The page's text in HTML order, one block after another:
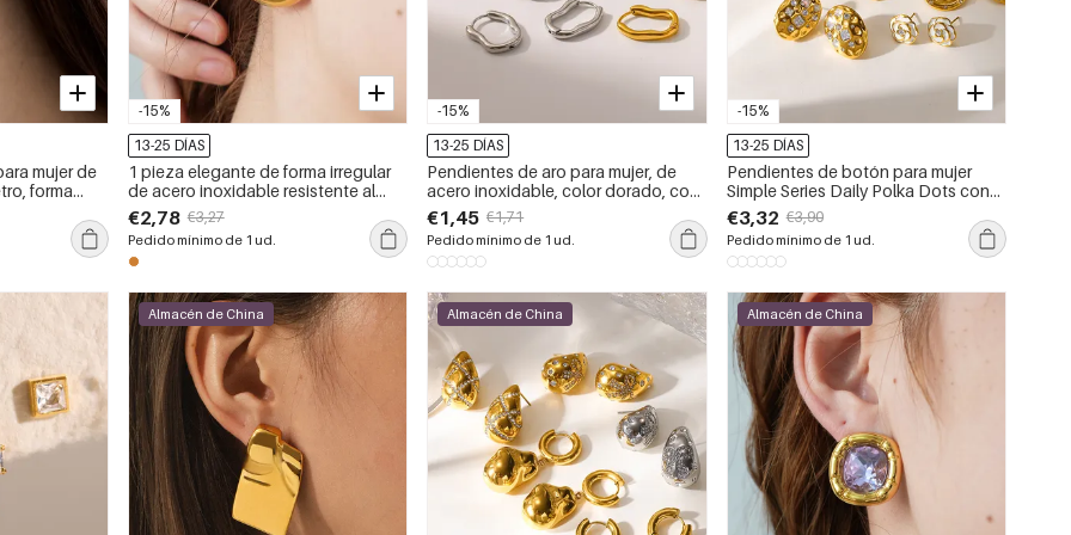
mujer de
forma
dorado.
-15%
13-25 DÍAS
1 pieza elegante de forma irregular
de acero inoxidable resistente al
agua, color dorado, pendientes para
mujer
€2,78 €3,27
Pedido mínimo de 1 ud.
-15%
13-25 DÍAS
Pendientes de aro para mujer, de
acero inoxidable, color dorado, con
forma irregular y diseño sencillo,
resistentes al agua.
€1,45 €1,71
Pedido mínimo de 1 ud.
-15%
13-25 DÍAS
Pendientes de botón para mujer
Simple Series Daily Polka Dots con
forma elíptica, de acero inoxidable,
resistentes al agua y de color
dorado con circonitas.
€3,32 €3,90
Pedido mínimo de 1 ud.
Almacén de China Almacén de China Almacén de China